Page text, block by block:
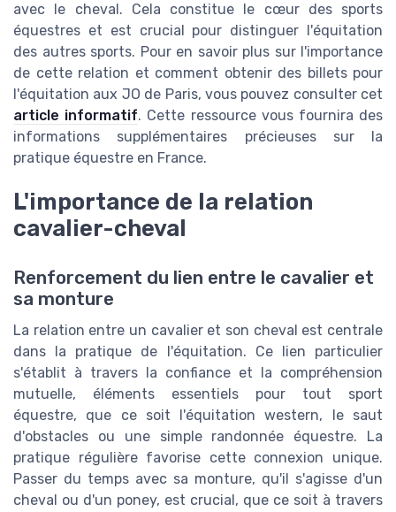
avec le cheval. Cela constitue le cœur des sports
équestres et est crucial pour distinguer l'équitation
des autres sports. Pour en savoir plus sur l'importance
de cette relation et comment obtenir des billets pour
l'équitation aux JO de Paris, vous pouvez consulter cet
article informatif. Cette ressource vous fournira des
informations supplémentaires précieuses sur la
pratique équestre en France.
L'importance de la relation
cavalier-cheval
Renforcement du lien entre le cavalier et
sa monture
La relation entre un cavalier et son cheval est centrale
dans la pratique de l'équitation. Ce lien particulier
s'établit à travers la confiance et la compréhension
mutuelle, éléments essentiels pour tout sport
équestre, que ce soit l'équitation western, le saut
d'obstacles ou une simple randonnée équestre. La
pratique régulière favorise cette connexion unique.
Passer du temps avec sa monture, qu'il s'agisse d'un
cheval ou d'un poney, est crucial, que ce soit à travers